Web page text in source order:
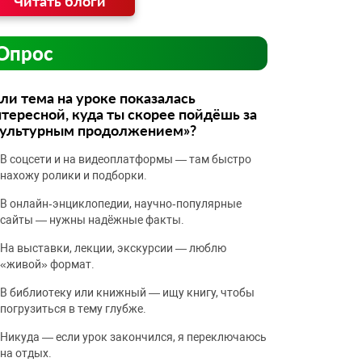
тема на уроке показалась
куда ты скорее пойдёшь за
продолжением»?
В соцсети и на видеоплатформы — там быстро
нахожу ролики и подборки.
В онлайн‑энциклопедии, научно‑популярные
сайты — нужны надёжные факты.
На выставки, лекции, экскурсии — люблю
«живой» формат.
В библиотеку или книжный — ищу книгу, чтобы
погрузиться в тему глубже.
Никуда — если урок закончился, я переключаюсь
на отдых.